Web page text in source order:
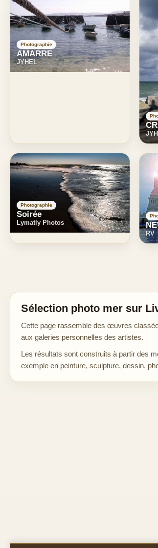
Photographie
AMARRE
JYHEL
Photographie
Soirée
Lymatly Photos
RV
Sélection photo mer sur
Cette page rassemble des œuvres
aux galeries personnelles des artistes.
Les résultats sont construits à partir des
exemple en peinture, sculpture, dessin,